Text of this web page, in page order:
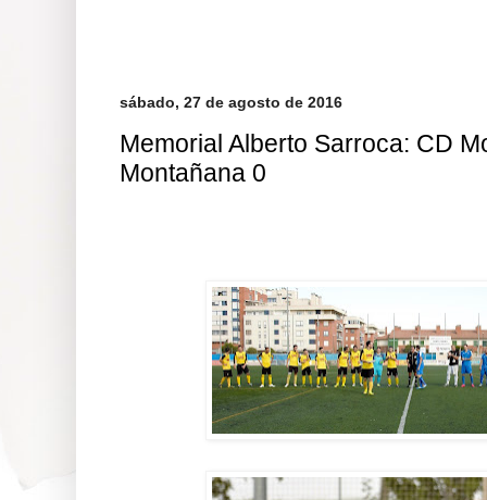
sábado, 27 de agosto de 2016
Memorial Alberto Sarroca: CD
Montañana 0